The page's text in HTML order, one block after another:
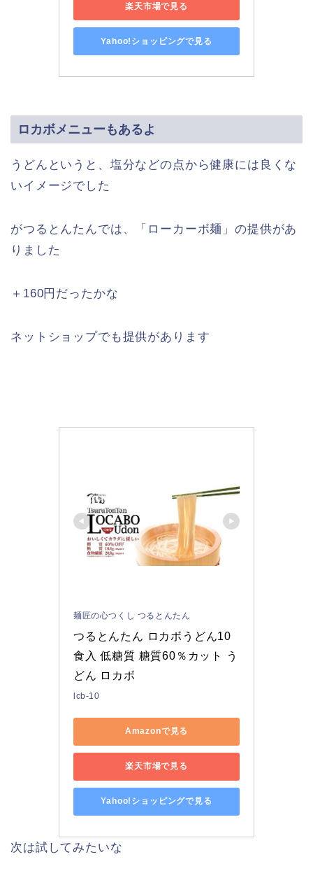
楽天市場で見る
Yahoo!ショッピングで見る
ロカボメニューもあるよ
うどんというと、塩分などの点から健康には良くな
いイメージでした
がつるとんたんでは、「ローカーボ麺」の提供があ
りました
＋160円だったかな
ネットショップでも提供があります
麺匠の心つくし つるとんたん
つるとんたん ロカボうどん10
食入 低糖質 糖質60％カット う
どん ロカボ
lcb-10
Amazonで見る
楽天市場で見る
Yahoo!ショッピングで見る
次は試してみたいな